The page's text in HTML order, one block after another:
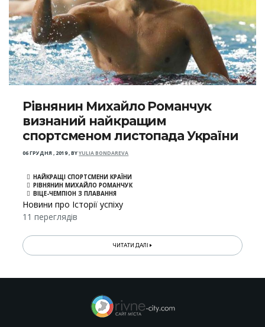
Рівнянин Михайло Романчук
визнаний найкращим
спортсменом листопада України
06 ГРУДНЯ , 2019,BYYULIA BONDAREVA
НАЙКРАЩІ СПОРТСМЕНИ КРАЇНИ
РІВНЯНИН МИХАЙЛО РОМАНЧУК
ВІЦЕ-ЧЕМПІОН З ПЛАВАННЯ
Новини про Історії успіху
11 переглядів
ЧИТАТИ ДАЛІ